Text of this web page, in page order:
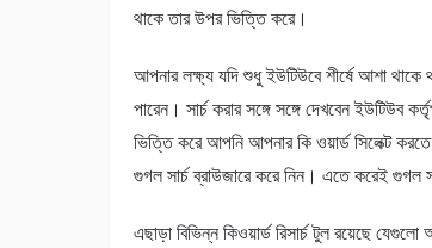
থাকে তার উপর ভিত্তি করে।
আপনার লক্ষ্য যদি শুধু ইউটিউবে শীর্ষে আশা থাকে
পারেন। সার্চ করার সঙ্গে সঙ্গে দেখবেন ইউটিউব
ভিত্তি করে আপনি আপনার কি ওয়ার্ড সিলেক্ট
গুগল সার্চ ব্রাউজারে করে নিন। এতে করেই গুগল
এছাড়া বিভিন্ন কিওয়ার্ড রিসার্চ টুল রয়েছে